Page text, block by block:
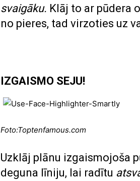
svaigāku. Klāj to ar pūdera
no pieres, tad virzoties uz
IZGAISMO SEJU!
Foto:Toptenfamous.com
Uzklāj plānu izgaismojoša
deguna līniju, lai radītu